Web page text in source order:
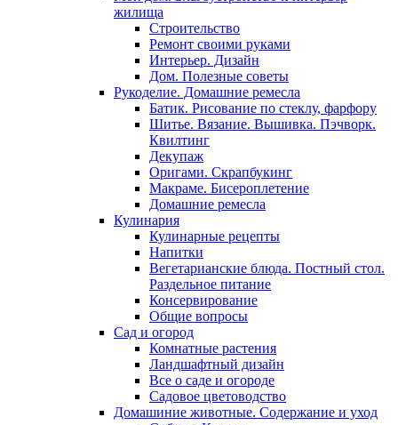
жилища
Строительство
Ремонт своими руками
Интерьер. Дизайн
Дом. Полезные советы
Рукоделие. Домашние ремесла
Батик. Рисование по стеклу, фарфору
Шитье. Вязание. Вышивка. Пэчворк.
Квилтинг
Декупаж
Оригами. Скрапбукинг
Макраме. Бисероплетение
Домашние ремесла
Кулинария
Кулинарные рецепты
Напитки
Вегетарианские блюда. Постный стол.
Раздельное питание
Консервирование
Общие вопросы
Сад и огород
Комнатные растения
Ландшафтный дизайн
Все о саде и огороде
Садовое цветоводство
Домашиние животные. Содержание и уход